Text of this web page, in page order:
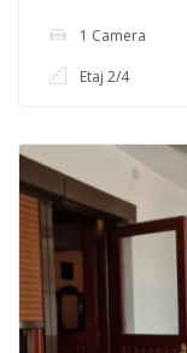
1 Camera
Etaj 2/4